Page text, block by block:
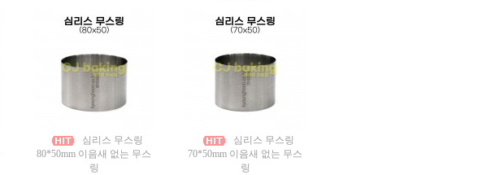
심리스 무스링
80*50mm 이음새 없는 무스
링
심리스 무스링
70*50mm 이음새 없는 무스
링